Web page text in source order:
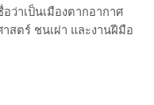
ว่าเป็นเมืองตากอากาศ
สตร์ ชนเผ่า และงานฝีมือ